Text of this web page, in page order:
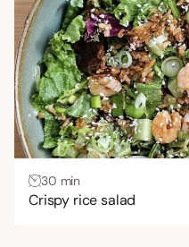
30 min
Crispy rice salad